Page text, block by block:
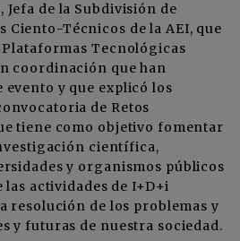
, Jefa de la Subdivisión de
Ciento-Técnicos de la AEI, que
Tecnológicas
coordinación que han
evento y que explicó los
de Retos
tiene como objetivo fomentar
científica,
y organismos públicos
actividades de I+D+i
resolución de los problemas y
y futuras de nuestra sociedad.